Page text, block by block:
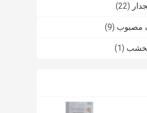
(22)
مصبوب (9)
(1)